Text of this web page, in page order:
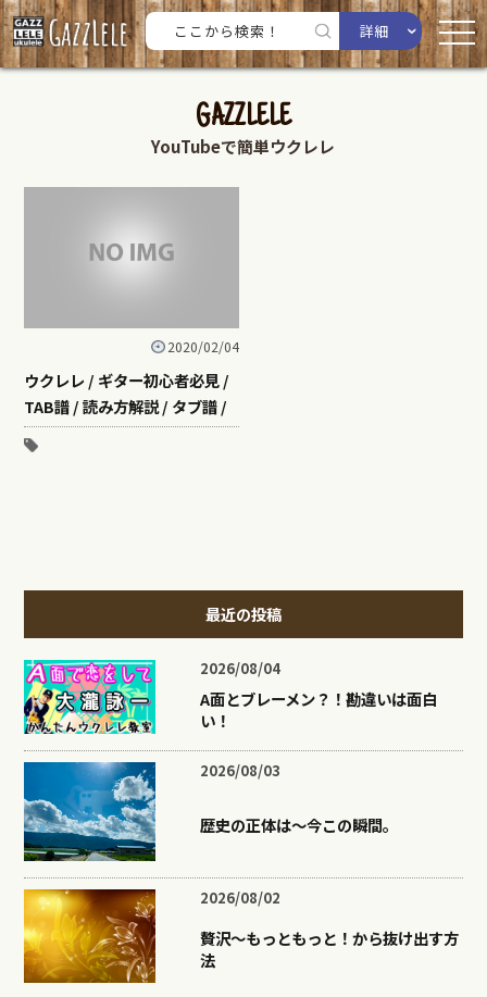
詳細
GAZZLELE
YouTubeで簡単ウクレレ
2020/02/04
ウクレレ / ギター初心者必見 /
TAB譜 / 読み方解説 / タブ譜 /
最近の投稿
2026/08/04
A面とブレーメン？！勘違いは面白
い！
2026/08/03
歴史の正体は〜今この瞬間。
2026/08/02
贅沢〜もっともっと！から抜け出す方
法